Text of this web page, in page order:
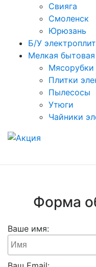
Свияга
Смоленск
Юрюзань
Б/У
Мелкая
Мясорубки
Плитки
Пылесосы
Утюги
Чайники
Форма
Ваше имя: